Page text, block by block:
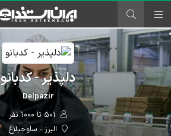
دلپذیر - کدبانو
Delpazir
البرز - ساوجبلاغ